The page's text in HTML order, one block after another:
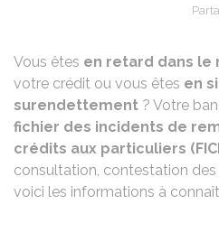
Vous êtes en retard dans
votre crédit ou vous êtes en
surendettement ? Votre
fichier des incidents de
crédits aux particuliers
consultation, contestation
voici les informations à